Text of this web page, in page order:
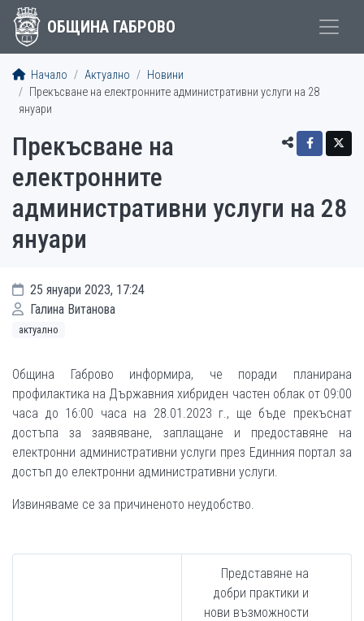
ОБЩИНА ГАБРОВО
Начало Актуално
Новини
Прекъсване на електронните административни услуги на 28
януари
Прекъсване на
електронните
административни услуги на 28
януари
25 януари 2023, 17:24
Галина Витанова
актуално
Община Габрово информира, че поради планирана
профилактика на Държавния хибриден частен облак от 09:00
часа до 16:00 часа на 28.01.2023 г., ще бъде прекъснат
достъпа за заявяване, заплащане и предоставяне на
електронни административни услуги през Единния портал за
достъп до електронни административни услуги.
Извиняваме се за причиненото неудобство.
Представяне на
добри практики и
нови възможности